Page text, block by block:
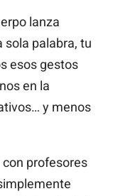
lanza
sola palabra, tu
esos gestos
en la
y menos
profesores